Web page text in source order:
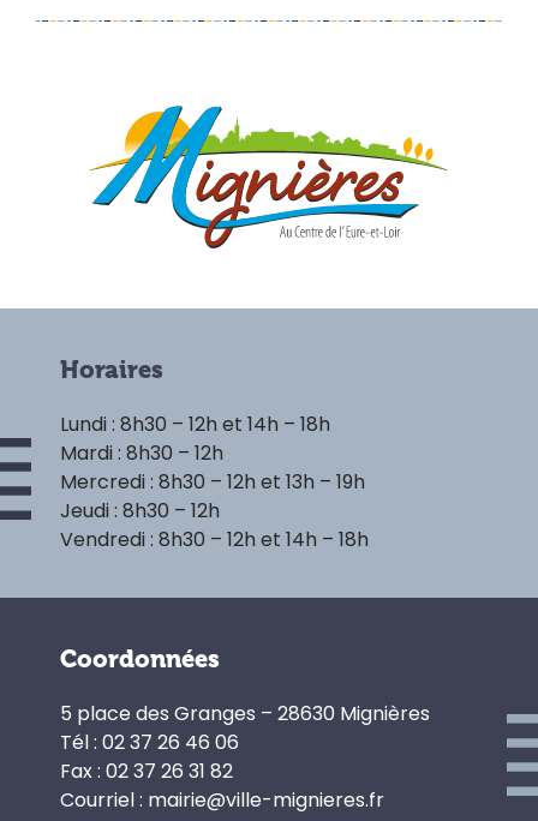
Horaires
Lundi : 8h30 – 12h et 14h – 18h
Mardi : 8h30 – 12h
Mercredi : 8h30 – 12h et 13h – 19h
Jeudi : 8h30 – 12h
Vendredi : 8h30 – 12h et 14h – 18h
Coordonnées
5 place des Granges – 28630 Mignières
Tél : 02 37 26 46 06
Fax : 02 37 26 31 82
Courriel : mairie@ville-mignieres.fr